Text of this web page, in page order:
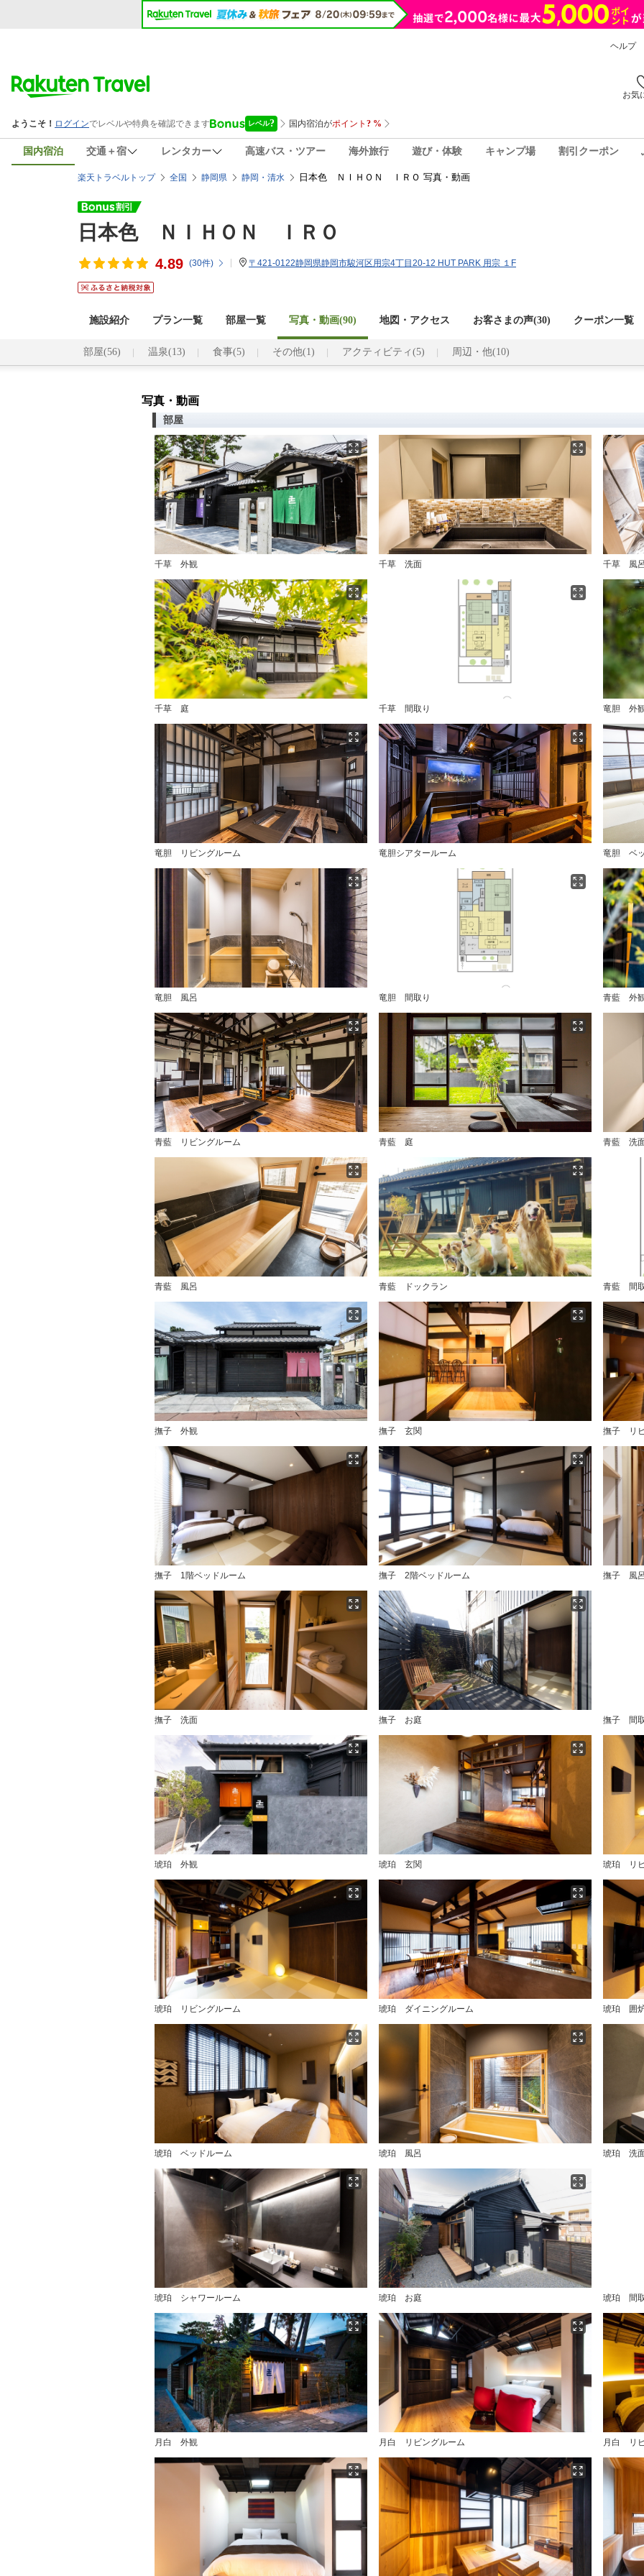
ヘルプ
お気
国内宿泊 交通＋宿 レンタカー 高速バス・ツアー 海外旅行 遊び・体験 キャンプ場 割引クーポン
楽天トラベルトップ 全国 静岡県 静岡・清水 日本色 ＮＩＨＯＮ ＩＲＯ 写真・動画
日本色 ＮＩＨＯＮ ＩＲＯ
4.89 (30件) 〒421-0122静岡県静岡市駿河区用宗4丁目20-12 HUT PARK 用宗 １F
施設紹介 プラン一覧 部屋一覧 写真・動画(90) 地図・アクセス お客さまの声(30) クーポン一覧
部屋(56) 温泉(13) 食事(5) その他(1) アクティビティ(5) 周辺・他(10)
写真・動画
部屋
千草 外観 千草 洗面 千草 風
千草 庭 千草 間取り 竜胆 外
竜胆 リビングルーム 竜胆シアタールーム 竜胆 ベ
竜胆 風呂 竜胆 間取り 青藍 外
青藍 リビングルーム 青藍 庭 青藍 洗
青藍 風呂 青藍 ドックラン 青藍 間
撫子 外観 撫子 玄関 撫子 リ
撫子 1階ベッドルーム 撫子 2階ベッドルーム 撫子 風
撫子 洗面 撫子 お庭 撫子 間
琥珀 外観 琥珀 玄関 琥珀 リ
琥珀 リビングルーム 琥珀 ダイニングルーム 琥珀 囲
琥珀 ベッドルーム 琥珀 風呂 琥珀 洗
琥珀 シャワールーム 琥珀 お庭 琥珀 間
月白 外観 月白 リビングルーム 月白 リ